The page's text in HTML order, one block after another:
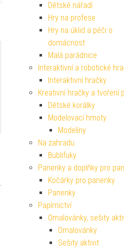
Dětské nářadí
Hry na profese
Hry na úklid a péči o
domácnost
Malá parádnice
Interaktivní a robotické
Interaktivní hračky
Kreativní hračky a tvoření
Dětské korálky
Modelovací hmoty
Modelíny
Na zahradu
Bublifuky
Panenky a doplňky pro
Kočárky pro panenky
Panenky
Papírnictví
Omalovánky, sešity
Omalovánky
Sešity aktivit